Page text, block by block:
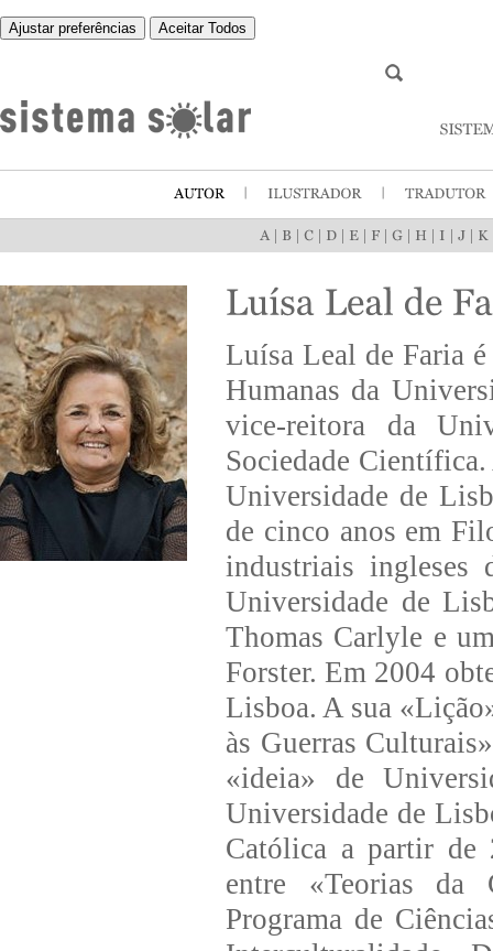
Ajustar preferências Aceitar Todos
Luísa Leal de Faria
Humanas da
vice-reitora da
Sociedade
Universidade de
de cinco anos em
industriais ingleses
Universidade de
Thomas Carlyle e
Forster. Em 2004
Lisboa. A sua
às Guerras
«ideia» de
Universidade de
Católica a partir de
entre «Teorias da
Programa de